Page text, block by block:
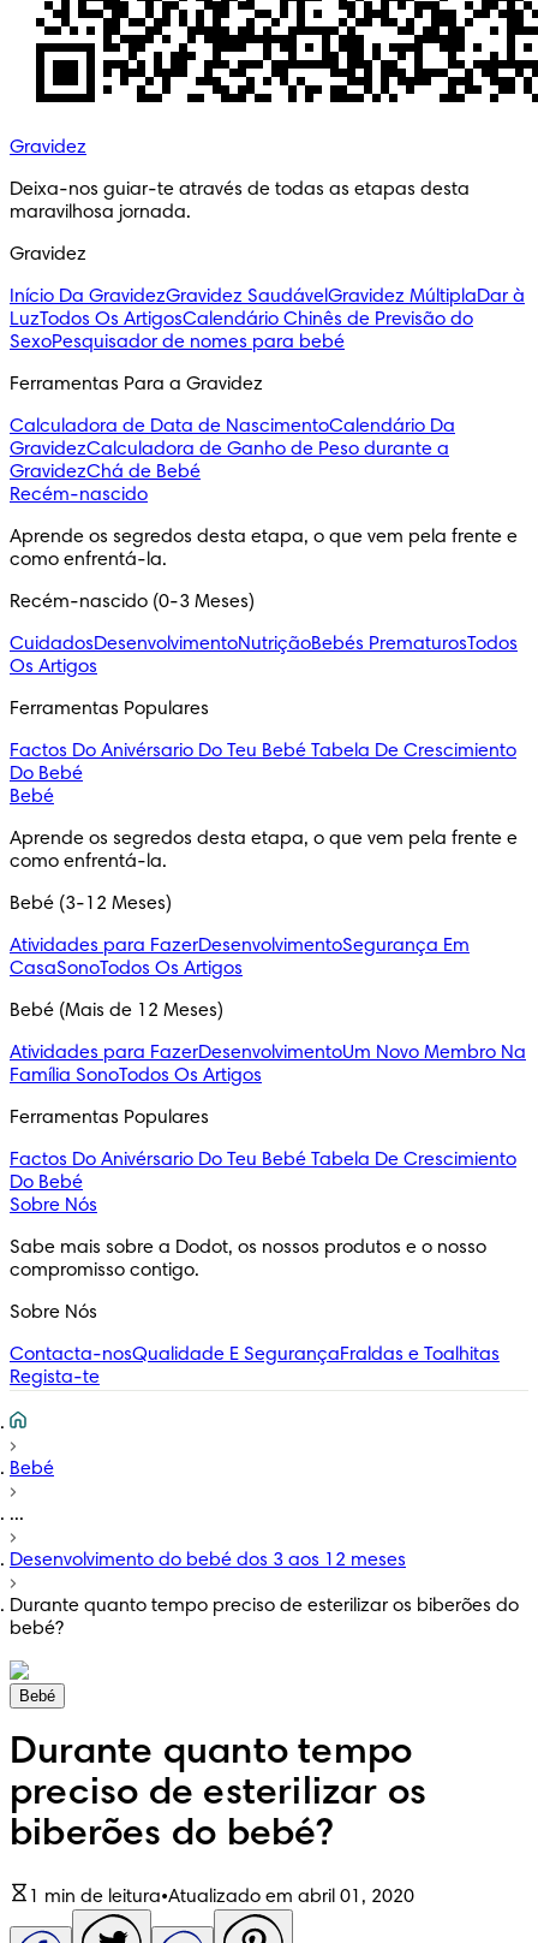
Gravidez
Deixa-nos guiar-te através de todas as etapas desta
maravilhosa jornada.
Gravidez
Início Da GravidezGravidez SaudávelGravidez MúltiplaDar à
LuzTodos Os ArtigosCalendário Chinês de Previsão do
SexoPesquisador de nomes para bebé
Ferramentas Para a Gravidez
Calculadora de Data de NascimentoCalendário Da
GravidezCalculadora de Ganho de Peso durante a
GravidezChá de Bebé
Recém-nascido
Aprende os segredos desta etapa, o que vem pela frente e
como enfrentá-la.
Recém-nascido (0-3 Meses)
CuidadosDesenvolvimentoNutriçãoBebés PrematurosTodos
Os Artigos
Ferramentas Populares
Factos Do Anivérsario Do Teu Bebé Tabela De Crescimiento
Do Bebé
Bebé
Aprende os segredos desta etapa, o que vem pela frente e
como enfrentá-la.
Bebé (3-12 Meses)
Atividades para FazerDesenvolvimentoSegurança Em
CasaSonoTodos Os Artigos
Bebé (Mais de 12 Meses)
Atividades para FazerDesenvolvimentoUm Novo Membro Na
Família SonoTodos Os Artigos
Ferramentas Populares
Factos Do Anivérsario Do Teu Bebé Tabela De Crescimiento
Do Bebé
Sobre Nós
Sabe mais sobre a Dodot, os nossos produtos e o nosso
compromisso contigo.
Sobre Nós
Contacta-nosQualidade E SegurançaFraldas e Toalhitas
Regista-te
Bebé
...
Desenvolvimento do bebé dos 3 aos 12 meses
Durante quanto tempo preciso de esterilizar os biberões do
bebé?
Bebé
Durante quanto tempo
preciso de esterilizar os
biberões do bebé?
1 min de leitura•Atualizado em abril 01, 2020